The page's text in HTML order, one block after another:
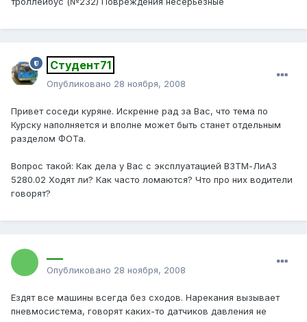
Студент71
Опубликовано 28 ноября, 2008
Привет соседи куряне. Искренне рад за Вас, что тема по
Курску наполняется и вполне может быть станет отдельным
разделом ФОТа.
Вопрос такой: Как дела у Вас с эксплуатацией ВЗТМ-ЛиАЗ
5280.02 Ходят ли? Как часто ломаются? Что про них водители
говорят?
Опубликовано 28 ноября, 2008
Ездят все машины всегда без сходов. Нарекания вызывает
пневмосистема, говорят каких-то датчиков давления не